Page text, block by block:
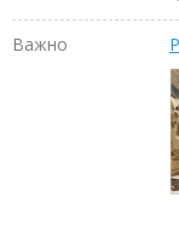
Важно